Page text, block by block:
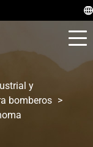
y
bomberos >